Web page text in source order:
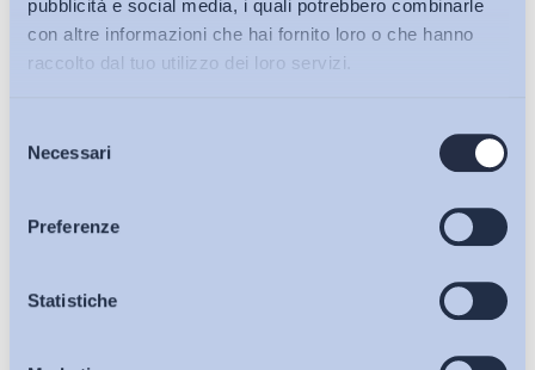
Bollettini ADAPT
Articoli
Osservatori
pubblicità e social media, i quali potrebbero combinarle
con altre informazioni che hai fornito loro o che hanno
raccolto dal tuo utilizzo dei loro servizi.
delNecessari
Preferenze
Statistiche